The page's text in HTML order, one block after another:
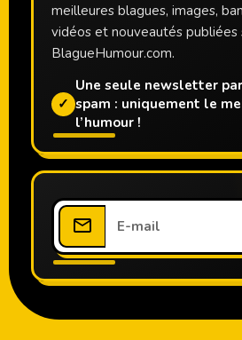
meilleures blagues, images,
vidéos et nouveautés publiées
BlagueHumour.com.
✓
Une seule newsletter
spam : uniquement le
l’humour !